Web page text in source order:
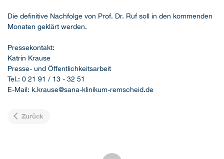
Die definitive Nachfolge von Prof. Dr. Ruf soll in den kommenden
Monaten geklärt werden.
Pressekontakt:
Katrin Krause
Presse- und Öffentlichkeitsarbeit
Tel.: 0 21 91 / 13 - 32 51
E-Mail: k.krause@sana-klinikum-remscheid.de
Zurück